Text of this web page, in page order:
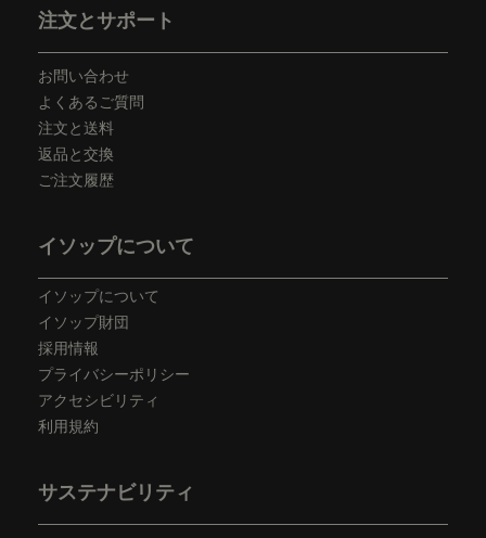
注文とサポート
お問い合わせ
よくあるご質問
注文と送料
返品と交換
ご注文履歴
イソップについて
イソップについて
イソップ財団
採用情報
プライバシーポリシー
アクセシビリティ
利用規約
サステナビリティ